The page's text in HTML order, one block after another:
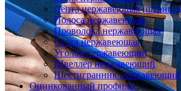
Лента нержавеющая (штрипс)
Полоса нержавеющая
Проволока нержавеющая
Сетка нержавеющая
Уголок нержавеющий
Швеллер нержавеющий
Шестигранник нержавеющий
Оцинкованный профиль